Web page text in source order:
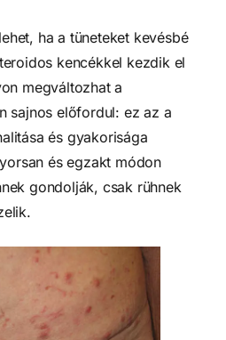
ha a tüneteket kevésbé
kencékkel kezdik el
megváltozhat a
sajnos előfordul: ez az a
és gyakorisága
és egzakt módon
gondolják, csak rühnek